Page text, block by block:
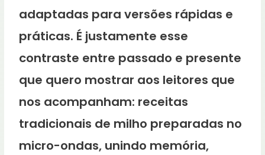
adaptadas para versões rápidas e
práticas. É justamente esse
contraste entre passado e presente
que quero mostrar aos leitores que
nos acompanham: receitas
tradicionais de milho preparadas no
micro-ondas, unindo memória,